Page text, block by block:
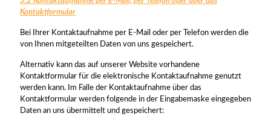
Kontaktformular
Bei Ihrer Kontaktaufnahme per E-Mail oder per Telefon werden die
von Ihnen mitgeteilten Daten von uns gespeichert.
Alternativ kann das auf unserer Website vorhandene
Kontaktformular für die elektronische Kontaktaufnahme genutzt
werden kann. Im Falle der Kontaktaufnahme über das
Kontaktformular werden folgende in der Eingabemaske eingegeben
Daten an uns übermittelt und gespeichert: